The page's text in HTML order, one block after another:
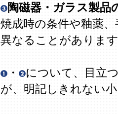
陶磁器・ガラス製品
焼成時の条件や釉薬
異なることがありま
・
について、目立
が、明記しきれない